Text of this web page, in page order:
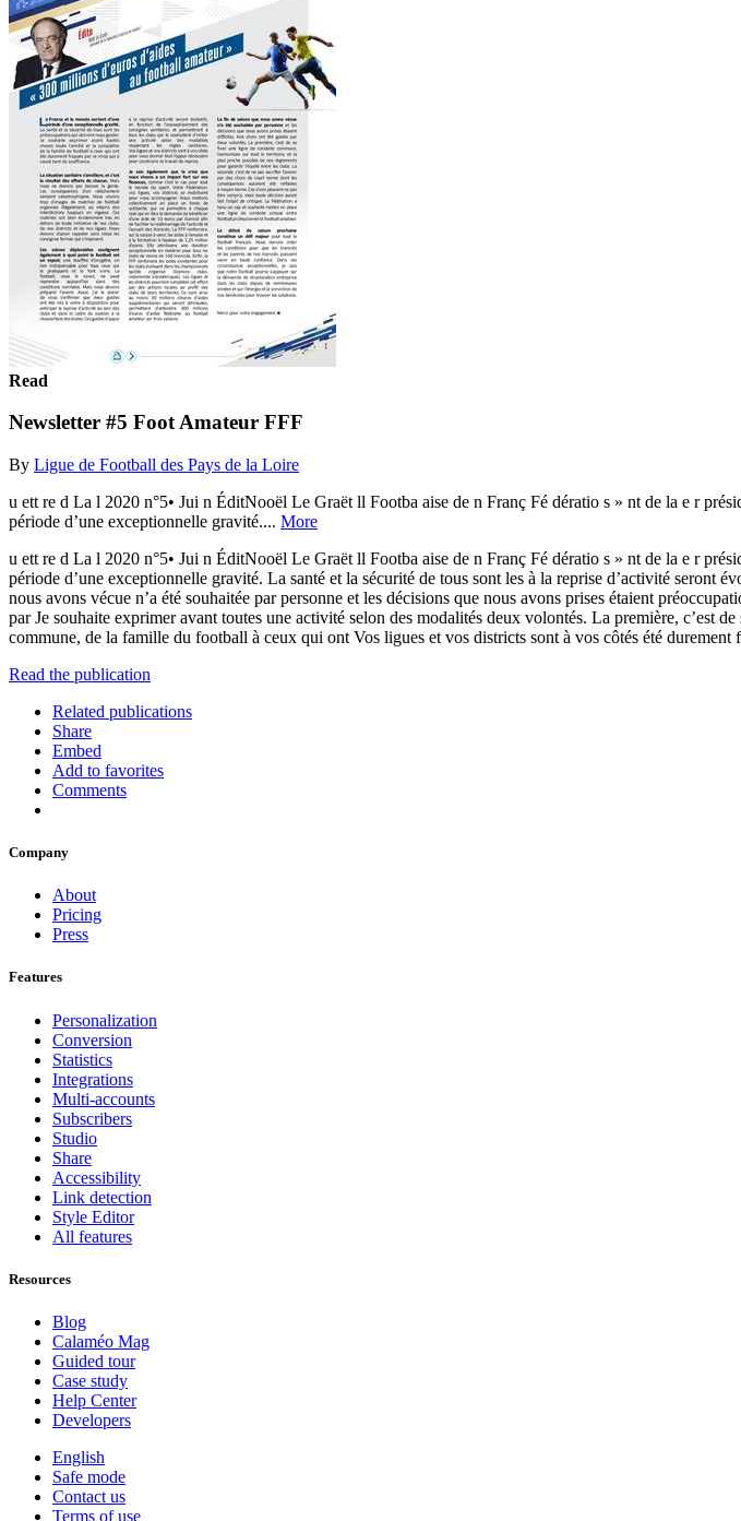
Read
Newsletter #5 Foot Amateur FFF
By Ligue de Football des Pays de la Loire
u ett re d La l 2020 n°5• Jui n ÉditNooël Le Graët ll Footba aise de n Franç Fé dératio s » nt de la e r
période d’une exceptionnelle gravité.... More
u ett re d La l 2020 n°5• Jui n ÉditNooël Le Graët ll Footba aise de n Franç Fé dératio s » nt de la e r
période d’une exceptionnelle gravité. La santé et la sécurité de tous sont les à la reprise d’activité seront
nous avons vécue n’a été souhaitée par personne et les décisions que nous avons prises étaient
par Je souhaite exprimer avant toutes une activité selon des modalités deux volontés. La première, c’est
commune, de la famille du football à ceux qui ont Vos ligues et vos districts sont à vos côtés été durement
Read the publication
Related publications
Share
Embed
Add to favorites
Comments
Company
About
Pricing
Press
Features
Personalization
Conversion
Statistics
Integrations
Multi-accounts
Subscribers
Studio
Share
Accessibility
Link detection
Style Editor
All features
Resources
Blog
Calaméo Mag
Guided tour
Case study
Help Center
Developers
English
Safe mode
Contact us
Terms of use